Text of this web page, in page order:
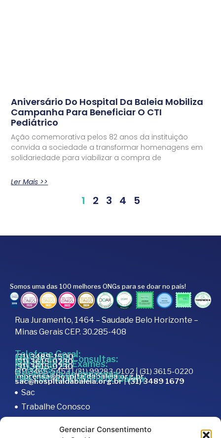
Gerenciar Consentimento
Aniversário Do Hospital Da Baleia Mobiliza
Campanha Para Beneficiar O CTI
Pediátrico
Ação comemorativa pelos 82 anos da instituição
convida a sociedade a transformar homenagens em
solidariedade para viabilizar a compra de
Ler Mais >>
1 2 3 4 5
Somos uma das 100 melhores ONGs para se doar no país!
Rua Juramento, 1464 – Saudade Belo Horizonte –
Minas Gerais CEP. 30.285-408
Telefone Geral:
(31) 3489-1500
Marcação de Consultas:
(31) 3615-0230
Marcação de Exames:
(31) 3615-0230
Doações:
(31) 3465-5453 | (31) 99283-0102 | (31) 3615-0220
Assessoria de Imprensa:
imprensa@hospitaldabaleia.org.br
Fale com a Ouvidoria do Baleia:
sac@hospitaldabaleia.org.br|(31) 3489 1679
Sac
Trabalhe Conosco